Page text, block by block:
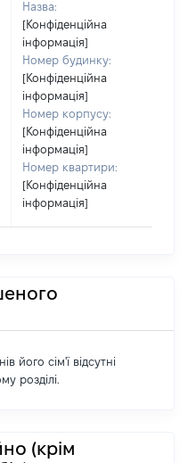
Назва:
[Конфіденційна
інформація]
Номер будинку:
[Конфіденційна
інформація]
Номер корпусу:
[Конфіденційна
інформація]
Номер квартири:
[Конфіденційна
інформація]
його сім'ї відсутні
розділі.
(крім